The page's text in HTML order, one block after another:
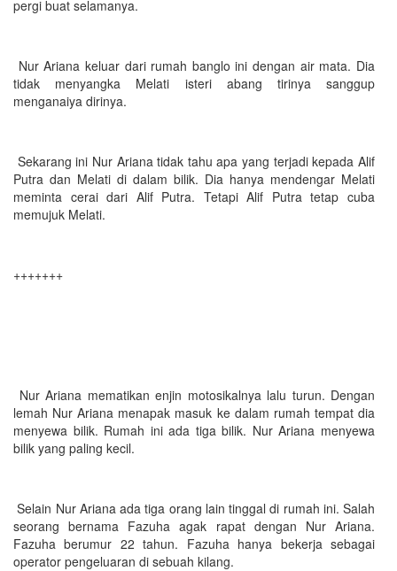
pergi buat selamanya.
Nur Ariana keluar dari rumah banglo ini dengan air mata. Dia
tidak menyangka Melati isteri abang tirinya sanggup
menganaiya dirinya.
Sekarang ini Nur Ariana tidak tahu apa yang terjadi kepada Alif
Putra dan Melati di dalam bilik. Dia hanya mendengar Melati
meminta cerai dari Alif Putra. Tetapi Alif Putra tetap cuba
memujuk Melati.
+++++++
Nur Ariana mematikan enjin motosikalnya lalu turun. Dengan
lemah Nur Ariana menapak masuk ke dalam rumah tempat dia
menyewa bilik. Rumah ini ada tiga bilik. Nur Ariana menyewa
bilik yang paling kecil.
Selain Nur Ariana ada tiga orang lain tinggal di rumah ini. Salah
seorang bernama Fazuha agak rapat dengan Nur Ariana.
Fazuha berumur 22 tahun. Fazuha hanya bekerja sebagai
operator pengeluaran di sebuah kilang.